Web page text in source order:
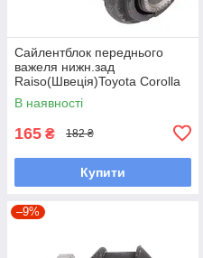
Сайлентблок переднього
важеля нижн.зад
Raiso(Швеція)Toyota Corolla
Station Wagon, Королла#RL-
486120H UAQUNCG7
В наявності
165 ₴ 182 ₴
Купити
–9%